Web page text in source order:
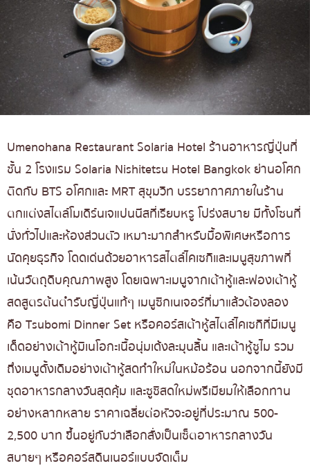
30. Sushi Corner
Umenohana Restaurant Solaria Hotel ร้านอาหารญี่ปุ่นที่
ชั้น 2 โรงแรม Solaria Nishitetsu Hotel Bangkok ย่านอโศก
ติดกับ BTS อโศกและ MRT สุขุมวิท บรรยากาศภายในร้าน
ตกแต่งสไตล์โมเดิร์นเจแปนนีสที่เรียบหรู โปร่งสบาย มีทั้งโซนที่
นั่งทั่วไปและห้องส่วนตัว เหมาะมากสำหรับมื้อพิเศษหรือการ
นัดคุยธุรกิจ โดดเด่นด้วยอาหารสไตล์ไคเซกิและเมนูสุขภาพที่
เน้นวัตถุดิบคุณภาพสูง โดยเฉพาะเมนูจากเต้าหู้และฟองเต้าหู้
สดสูตรต้นตำรับญี่ปุ่นแท้ๆ เมนูซิกเนเจอร์ที่มาแล้วต้องลอง
คือ Tsubomi Dinner Set หรือคอร์สเต้าหู้สไตล์ไคเซกิที่มีเมนู
เด็ดอย่างเต้าหู้มิเนโอกะเนื้อนุ่มเด้งละมุนลิ้น และเต้าหู้ชูไม รวม
ถึงเมนูดั้งเดิมอย่างเต้าหู้สดทำใหม่ในหม้อร้อน นอกจากนี้ยังมี
ชุดอาหารกลางวันสุดคุ้ม และซูชิสดใหม่พรีเมียมให้เลือกทาน
อย่างหลากหลาย ราคาเฉลี่ยต่อหัวจะอยู่ที่ประมาณ 500-
2,500 บาท ขึ้นอยู่กับว่าเลือกสั่งเป็นเซ็ตอาหารกลางวัน
สบายๆ หรือคอร์สดินเนอร์แบบจัดเต็ม